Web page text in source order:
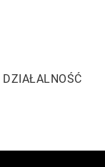
DZIAŁALNOŚĆ